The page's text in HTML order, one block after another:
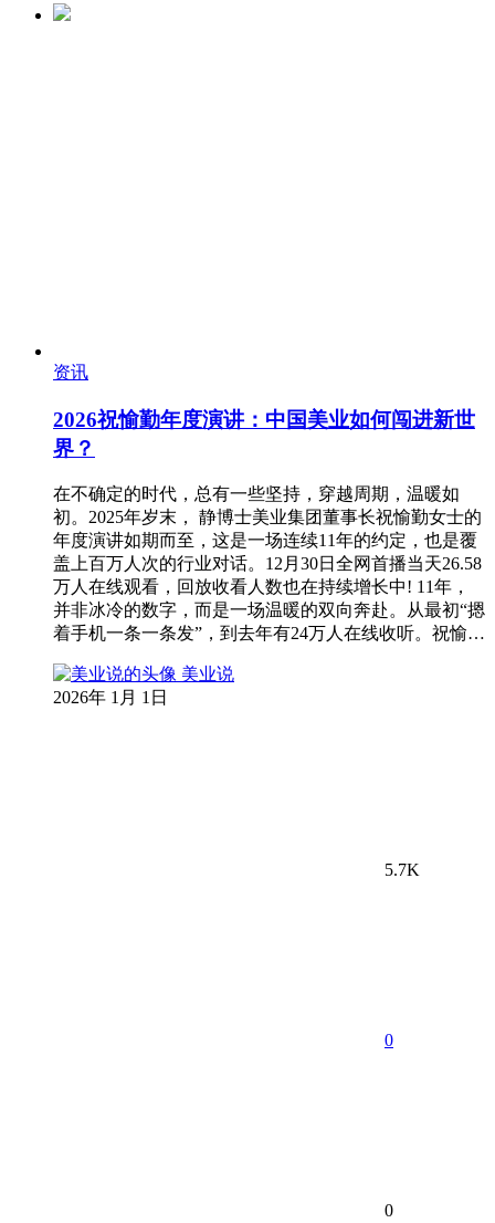
资讯
2026祝愉勤年度演讲：中国美业如何闯进新世
界？
在不确定的时代，总有一些坚持，穿越周期，温暖如
初。2025年岁末， 静博士美业集团董事长祝愉勤女士的
年度演讲如期而至，这是一场连续11年的约定，也是覆
盖上百万人次的行业对话。12月30日全网首播当天26.58
万人在线观看，回放收看人数也在持续增长中! 11年，
并非冰冷的数字，而是一场温暖的双向奔赴。从最初“摁
着手机一条一条发”，到去年有24万人在线收听。祝愉…
美业说
2026年 1月 1日
5.7K
0
0